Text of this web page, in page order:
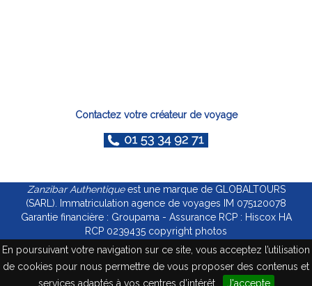
En poursuivant votre navigation sur ce site, vous acceptez l’utilisation
de cookies pour nous permettre de vous proposer des contenus et
services adaptés à vos centres d’intérêt.
J'accepte
Contactez votre créateur de voyage
Zanzibar Authentiqueest une marque de GLOBALTOURS
(SARL). Immatriculation agence de voyages IM 075120078
Garantie financière : Groupama - Assurance RCP : Hiscox HA
RCP 0239435 copyright photos
Mentions légales
Politique de confidentialité